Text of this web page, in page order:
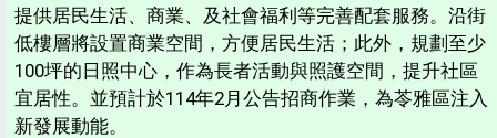
提供居民生活、商業、及社會福利等完善配套服務。沿街
低樓層將設置商業空間，方便居民生活；此外，規劃至少
100坪的日照中心，作為長者活動與照護空間，提升社區
宜居性。並預計於114年2月公告招商作業，為苓雅區注入
新發展動能。